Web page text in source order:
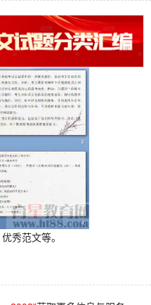
秀范文等。